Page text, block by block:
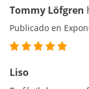
Tommy Löfgren
Publicado en
Liso